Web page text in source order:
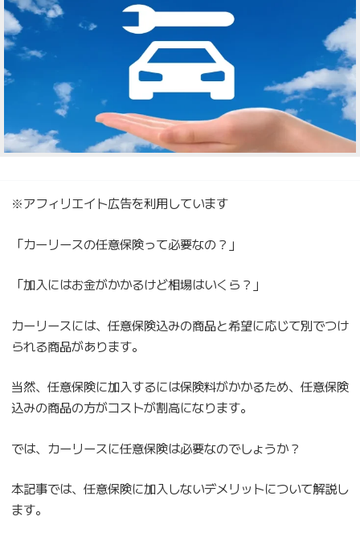
※アフィリエイト広告を利用しています
「カーリースの任意保険って必要なの？」
「加入にはお金がかかるけど相場はいくら？」
カーリースには、任意保険込みの商品と希望に応じて別でつけ
られる商品があります。
当然、任意保険に加入するには保険料がかかるため、任意保険
込みの商品の方がコストが割高になります。
では、カーリースに任意保険は必要なのでしょうか？
本記事では、任意保険に加入しないデメリットについて解説し
ます。